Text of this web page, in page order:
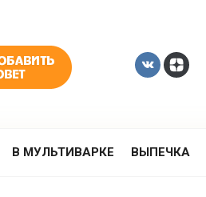
В МУЛЬТИВАРКЕ ВЫПЕЧКА